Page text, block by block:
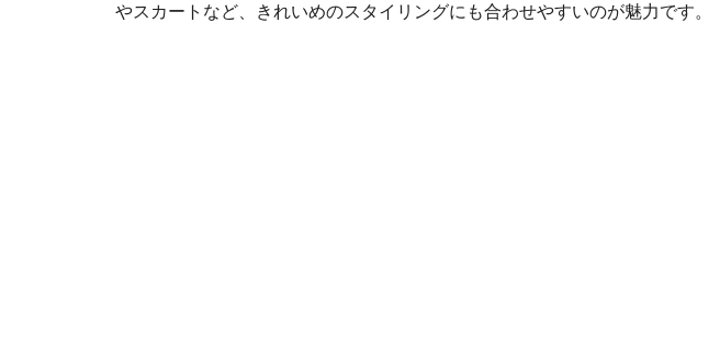
やスカートなど、きれいめのスタイリングにも合わせやすいのが魅力です。